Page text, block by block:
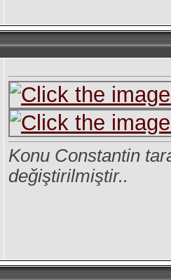
Konu Constantin
değiştirilmiştir..